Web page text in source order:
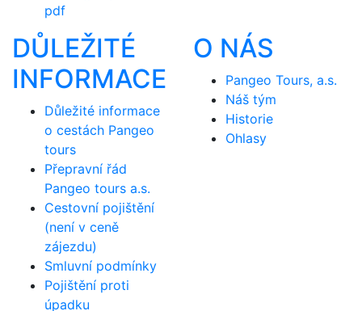
pdf
DŮLEŽITÉ
INFORMACE
Důležité informace
o cestách Pangeo
tours
Přepravní řád
Pangeo tours a.s.
Cestovní pojištění
(není v ceně
zájezdu)
Smluvní podmínky
Pojištění proti
úpadku
O NÁS
Pangeo Tours, a.s.
Náš tým
Historie
Ohlasy